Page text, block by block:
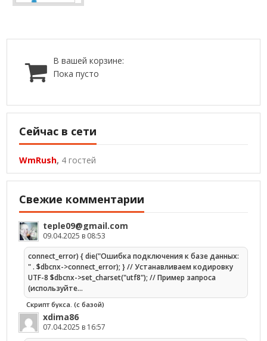
В вашей корзине:
Пока пусто
Сейчас в сети
WmRush, 4 гостей
Свежие комментарии
teple09@gmail.com
09.04.2025 в 08:53
connect_error) { die("Ошибка подключения к базе данных:
" . $dbcnx->connect_error); } // Устанавливаем кодировку
UTF-8 $dbcnx->set_charset("utf8"); // Пример запроса
(используйте…
Скрипт букса. (с базой)
xdima86
07.04.2025 в 16:57